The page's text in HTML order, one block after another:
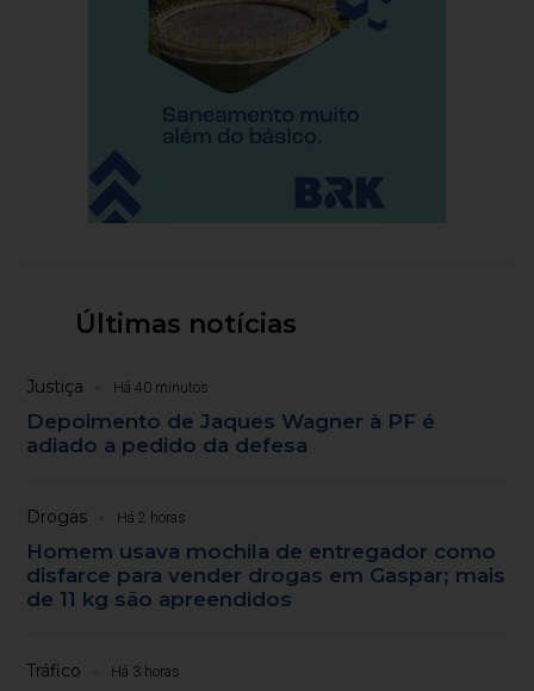
Últimas notícias
Justiça Há 40 minutos
Depoimento de Jaques Wagner à PF é
adiado a pedido da defesa
Drogas Há 2 horas
Homem usava mochila de entregador como
disfarce para vender drogas em Gaspar; mais
de 11 kg são apreendidos
Tráfico Há 3 horas